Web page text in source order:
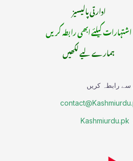
ادارتی پالیسیز
اشتہارات کیلئے ابھی رابطہ کریں
ہمارے لیے لکھیں
سے رابطہ کریں
Kashmiurdu.pk